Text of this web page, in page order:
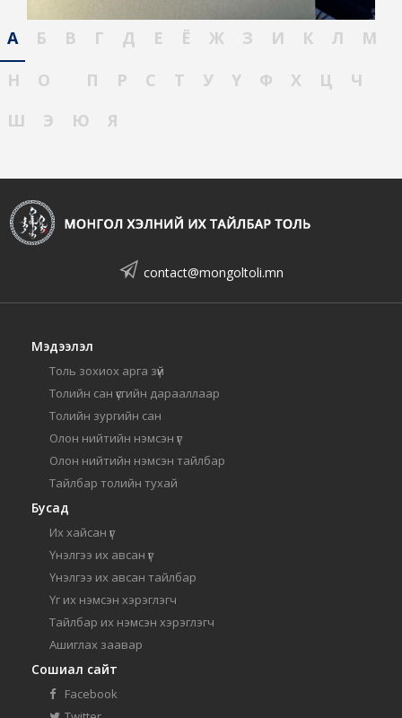
А Б В Г Д Е Ё Ж З И К Л
М
Н
О П Р С Т У Ү Ф Х Ц
Ч
Ш
Э Ю Я
contact@mongoltoli.mn
Мэдээлэл
Толь зохиох арга зүй
Толийн сан үсгийн дарааллаар
Толийн зургийн сан
Олон нийтийн нэмсэн үг
Олон нийтийн нэмсэн тайлбар
Тайлбар толийн тухай
Бусад
Их хайсан үг
Үнэлгээ их авсан үг
Үнэлгээ их авсан тайлбар
Үг их нэмсэн хэрэглэгч
Тайлбар их нэмсэн хэрэглэгч
Ашиглах заавар
Сошиал сайт
Facebook